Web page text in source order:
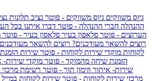
גיוס משווקים גיוס משווקים - פוטר נציב תלונות
ההנהלה חברי ההנהלה - פוטר דברו איתנו בכל
הערוצים - פוטר פלאפון בעיר פלאפון בעיר - פוטר
רוצים להשאר מעודכנים? רוצים להשאר
לקוחות מוקדי שירות לקוחות - פוטר שירות
הזמנת שיחה מהמוקד - פוטר מוקדי שירות-
שירות- איתור וזימון תור - פוטר רשימת מרכזי
מרכזי שירות לקוחות - פוטר שירות לקוחות במייל